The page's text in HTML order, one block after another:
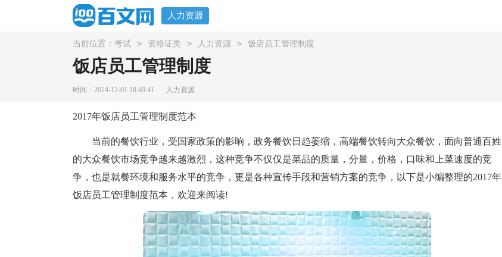
人力资源
当前位置： 考试 > 资格证类 > 人力资源 > 饭店员工管理制度
饭店员工管理制度
时间：2024-12-01 18:49:41 人力资源
2017年饭店员工管理制度范本
当前的餐饮行业，受国家政策的影响，政务餐饮日趋萎缩，高端餐饮转向大众餐饮，面向普通百姓
的大众餐饮市场竞争越来越激烈，这种竞争不仅仅是菜品的质量，分量，价格，口味和上菜速度的竞
争，也是就餐环境和服务水平的竞争，更是各种宣传手段和营销方案的竞争，以下是小编整理的2017年
饭店员工管理制度范本，欢迎来阅读!